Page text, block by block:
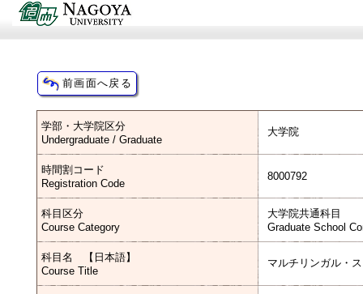
学部・大学院区分
Undergraduate / Graduate
大学院
時間割コード
Registration Code
8000792
科目区分
Course Category
大学院共通科目
Graduate School
科目名 【日本語】
Course Title
マルチリンガル・